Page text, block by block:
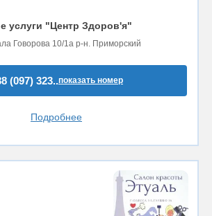
услуги "Центр Здоров'я"
Говорова 10/1а р-н. Приморский
(097) 323..показать номер
Подробнее